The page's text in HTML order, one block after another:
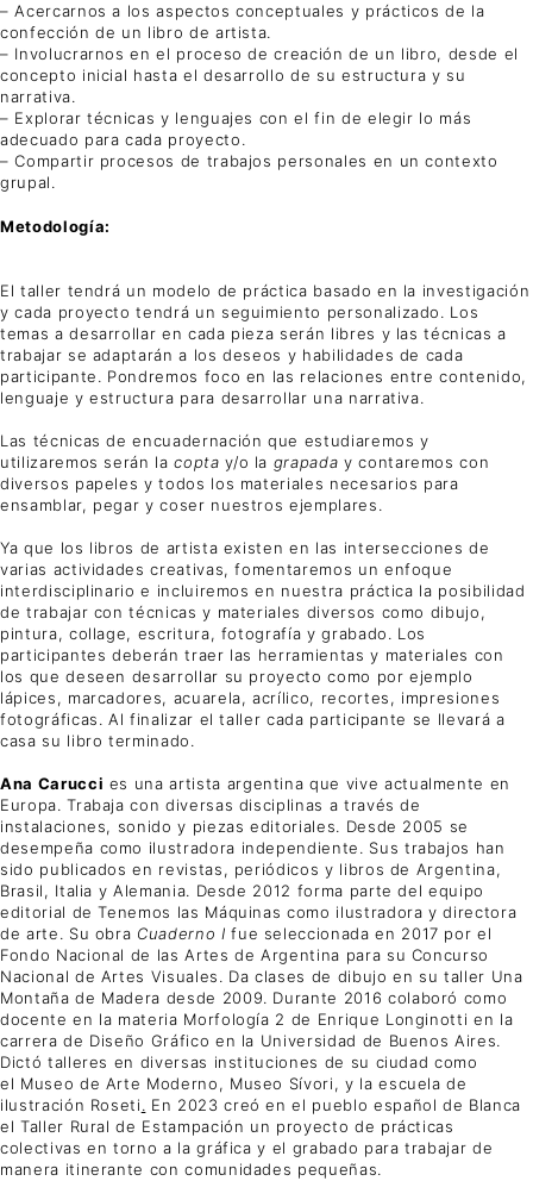
– Acercarnos a los aspectos conceptuales y prácticos de la
confección de un libro de artista.
– Involucrarnos en el proceso de creación de un libro, desde el
concepto inicial hasta el desarrollo de su estructura y su
narrativa.
– Explorar técnicas y lenguajes con el fin de elegir lo más
adecuado para cada proyecto.
– Compartir procesos de trabajos personales en un contexto
grupal.
Metodología:
El taller tendrá un modelo de práctica basado en la investigación
y cada proyecto tendrá un seguimiento personalizado. Los
temas a desarrollar en cada pieza serán libres y las técnicas a
trabajar se adaptarán a los deseos y habilidades de cada
participante. Pondremos foco en las relaciones entre contenido,
lenguaje y estructura para desarrollar una narrativa.
Las técnicas de encuadernación que estudiaremos y
utilizaremos serán lacopta y/o la grapada y contaremos con
diversos papeles y todos los materiales necesarios para
ensamblar, pegar y coser nuestros ejemplares.
Ya que los libros de artista existen en las intersecciones de
varias actividades creativas, fomentaremos un enfoque
interdisciplinario e incluiremos en nuestra práctica la posibilidad
de trabajar con técnicas y materiales diversos como dibujo,
pintura, collage, escritura, fotografía y grabado. Los
participantes deberán traer las herramientas y materiales con
los que deseen desarrollar su proyecto como por ejemplo
lápices, marcadores, acuarela, acrílico, recortes, impresiones
fotográficas. Al finalizar el taller cada participante se llevará a
casa su libro terminado.
Ana Carucci es una artista argentina que vive actualmente en
Europa. Trabaja con diversas disciplinas a través de
instalaciones, sonido y piezas editoriales. Desde 2005 se
desempeña como ilustradora independiente. Sus trabajos han
sido publicados en revistas, periódicos y libros de Argentina,
Brasil, Italia y Alemania. Desde 2012 forma parte del equipo
editorial de Tenemos las Máquinas como ilustradora y directora
de arte. Su obra Cuaderno Ifue seleccionada en 2017 por el
Fondo Nacional de las Artes de Argentina para su Concurso
Nacional de Artes Visuales. Da clases de dibujo en su taller Una
Montaña de Madera desde 2009. Durante 2016 colaboró como
docente en la materia Morfología 2 de Enrique Longinotti en la
carrera de Diseño Gráfico en la Universidad de Buenos Aires.
Dictó talleres en diversas instituciones de su ciudad como
el Museo de Arte Moderno, Museo Sívori, y la escuela de
ilustración Roseti. En 2023 creó en el pueblo español de Blanca
el Taller Rural de Estampación un proyecto de prácticas
colectivas en torno a la gráfica y el grabado para trabajar de
manera itinerante con comunidades pequeñas.